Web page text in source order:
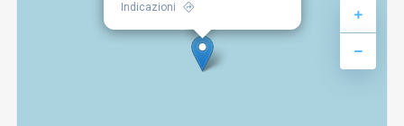
Indicazioni